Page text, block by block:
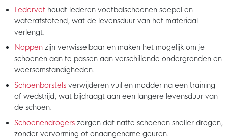
Ledervet houdt lederen voetbalschoenen soepel en
waterafstotend, wat de levensduur van het materiaal
verlengt.
Noppen zijn verwisselbaar en maken het mogelijk om je
schoenen aan te passen aan verschillende ondergronden en
weersomstandigheden.
Schoenborstels verwijderen vuil en modder na een training
of wedstrijd, wat bijdraagt aan een langere levensduur van
de schoen.
Schoenendrogers zorgen dat natte schoenen sneller drogen,
zonder vervorming of onaangename geuren.